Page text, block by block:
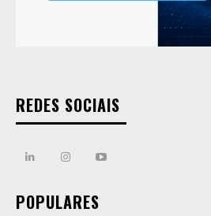
REDES SOCIAIS
POPULARES